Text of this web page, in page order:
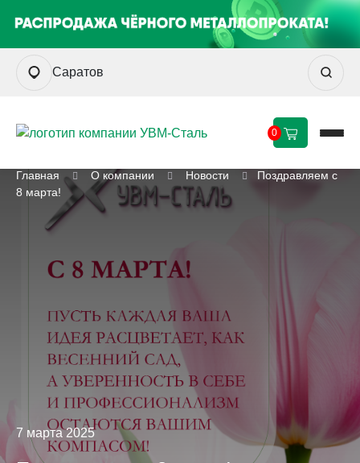
Саратов
0
Главная О компании Новости
Поздравляем с
8 марта!
7 марта 2025